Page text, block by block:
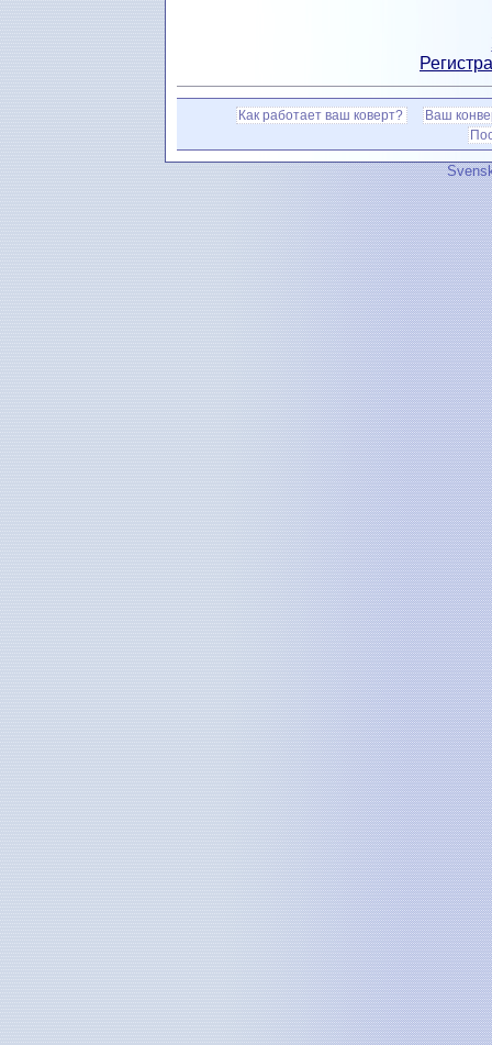
Как работает ваш коверт?
Ваш